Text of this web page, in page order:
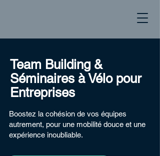
Team Building &
Séminaires à Vélo pour
Entreprises
Boostez la cohésion de vos équipes
autrement, pour une mobilité douce et une
expérience inoubliable.